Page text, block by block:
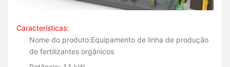
Características:
Nome do produto:Equipamento de linha de produção
de fertilizantes orgânicos